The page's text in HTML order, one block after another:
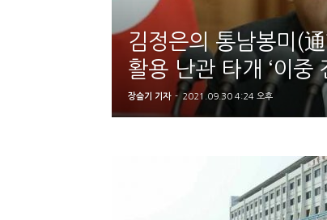
김정은의 통남봉미(
활용 난관 타개 ‘이중
장슬기 기자 - 2021.09.30 4:24 오후